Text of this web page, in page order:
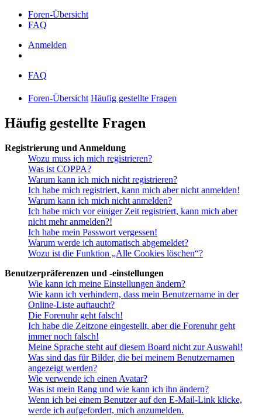
Foren-Übersicht
FAQ
Anmelden
FAQ
Foren-Übersicht Häufig gestellte Fragen
Häufig gestellte Fragen
Registrierung und Anmeldung
Wozu muss ich mich registrieren?
Was ist COPPA?
Warum kann ich mich nicht registrieren?
Ich habe mich registriert, kann mich aber nicht anmelden!
Warum kann ich mich nicht anmelden?
Ich habe mich vor einiger Zeit registriert, kann mich aber
nicht mehr anmelden?!
Ich habe mein Passwort vergessen!
Warum werde ich automatisch abgemeldet?
Wozu ist die Funktion „Alle Cookies löschen“?
Benutzerpräferenzen und -einstellungen
Wie kann ich meine Einstellungen ändern?
Wie kann ich verhindern, dass mein Benutzername in der
Online-Liste auftaucht?
Die Forenuhr geht falsch!
Ich habe die Zeitzone eingestellt, aber die Forenuhr geht
immer noch falsch!
Meine Sprache steht auf diesem Board nicht zur Auswahl!
Was sind das für Bilder, die bei meinem Benutzernamen
angezeigt werden?
Wie verwende ich einen Avatar?
Was ist mein Rang und wie kann ich ihn ändern?
Wenn ich bei einem Benutzer auf den E-Mail-Link klicke,
werde ich aufgefordert, mich anzumelden.